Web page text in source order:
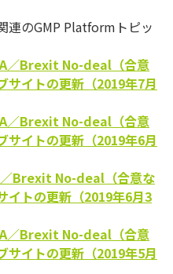
連のGMP Platformトピッ
／Brexit No-deal（合意
サイトの更新（2019年7月
／Brexit No-deal（合意
サイトの更新（2019年6月
／Brexit No-deal（合意な
イトの更新（2019年6月3
／Brexit No-deal（合意
サイトの更新（2019年5月